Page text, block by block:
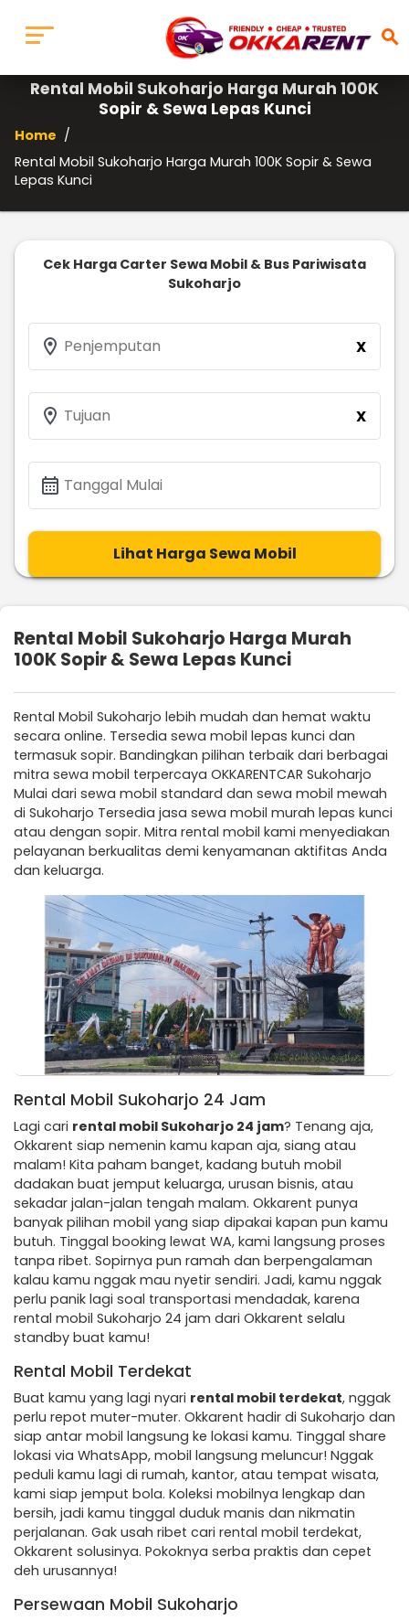
search
Rental Mobil Sukoharjo Harga Murah 100K
Sopir & Sewa Lepas Kunci
Home /
Rental Mobil Sukoharjo Harga Murah 100K Sopir & Sewa
Lepas Kunci
Cek Harga Carter Sewa Mobil & Bus Pariwisata
Sukoharjo
location_on Penjemputan X
location_on Tujuan X
calendar_month Tanggal Mulai
Lihat Harga Sewa Mobil
Rental Mobil Sukoharjo Harga Murah
100K Sopir & Sewa Lepas Kunci
Rental Mobil Sukoharjo lebih mudah dan hemat waktu
secara online. Tersedia sewa mobil lepas kunci dan
termasuk sopir. Bandingkan pilihan terbaik dari berbagai
mitra sewa mobil terpercaya OKKARENTCAR Sukoharjo
Mulai dari sewa mobil standard dan sewa mobil mewah
di Sukoharjo Tersedia jasa sewa mobil murah lepas kunci
atau dengan sopir. Mitra rental mobil kami menyediakan
pelayanan berkualitas demi kenyamanan aktifitas Anda
dan keluarga.
Rental Mobil Sukoharjo 24 Jam
Lagi cari rental mobil Sukoharjo 24 jam? Tenang aja,
Okkarent siap nemenin kamu kapan aja, siang atau
malam! Kita paham banget, kadang butuh mobil
dadakan buat jemput keluarga, urusan bisnis, atau
sekadar jalan-jalan tengah malam. Okkarent punya
banyak pilihan mobil yang siap dipakai kapan pun kamu
butuh. Tinggal booking lewat WA, kami langsung proses
tanpa ribet. Sopirnya pun ramah dan berpengalaman
kalau kamu nggak mau nyetir sendiri. Jadi, kamu nggak
perlu panik lagi soal transportasi mendadak, karena
rental mobil Sukoharjo 24 jam dari Okkarent selalu
standby buat kamu!
Rental Mobil Terdekat
Buat kamu yang lagi nyari rental mobil terdekat, nggak
perlu repot muter-muter. Okkarent hadir di Sukoharjo dan
siap antar mobil langsung ke lokasi kamu. Tinggal share
lokasi via WhatsApp, mobil langsung meluncur! Nggak
peduli kamu lagi di rumah, kantor, atau tempat wisata,
kami siap jemput bola. Koleksi mobilnya lengkap dan
bersih, jadi kamu tinggal duduk manis dan nikmatin
perjalanan. Gak usah ribet cari rental mobil terdekat,
Okkarent solusinya. Pokoknya serba praktis dan cepet
deh urusannya!
Persewaan Mobil Sukoharjo